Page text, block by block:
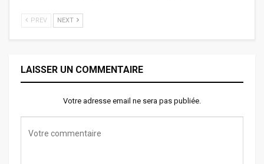
PREV NEXT
LAISSER UN COMMENTAIRE
Votre adresse email ne sera pas publiée.